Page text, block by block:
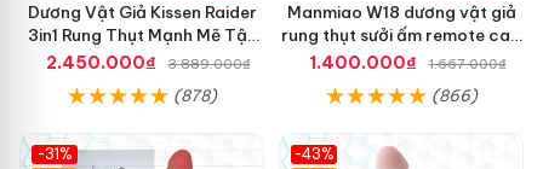
Dương Vật Giả Kissen Raider
3in1 Rung Thụt Mạnh Mẽ Tận
Hưởng
2.450.000₫ 3.889.000₫
(878)
Manmiao W18 dương vật giả
rung thụt sưởi ấm remote cao
cấp
1.400.000₫ 1.667.000₫
(866)
-31%
-43%